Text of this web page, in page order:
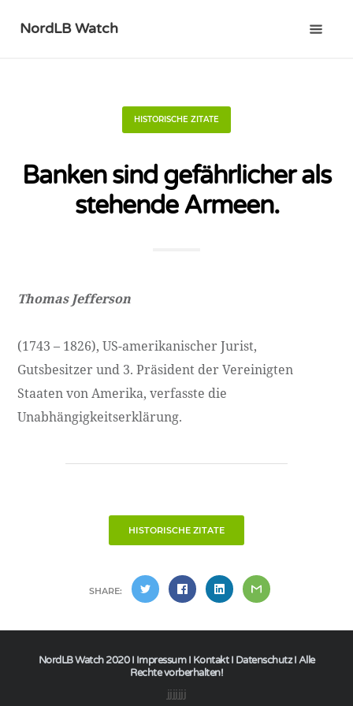
NordLB Watch
HISTORISCHE ZITATE
Banken sind gefährlicher als
stehende Armeen.
Thomas Jefferson
(1743 – 1826), US-amerikanischer Jurist,
Gutsbesitzer und 3. Präsident der Vereinigten
Staaten von Amerika, verfasste die
Unabhängigkeitserklärung.
HISTORISCHE ZITATE
SHARE:
NordLB Watch 2020 I ImpressumI KontaktI DatenschutzI Alle
Rechte vorberhalten!
jjjjjjj